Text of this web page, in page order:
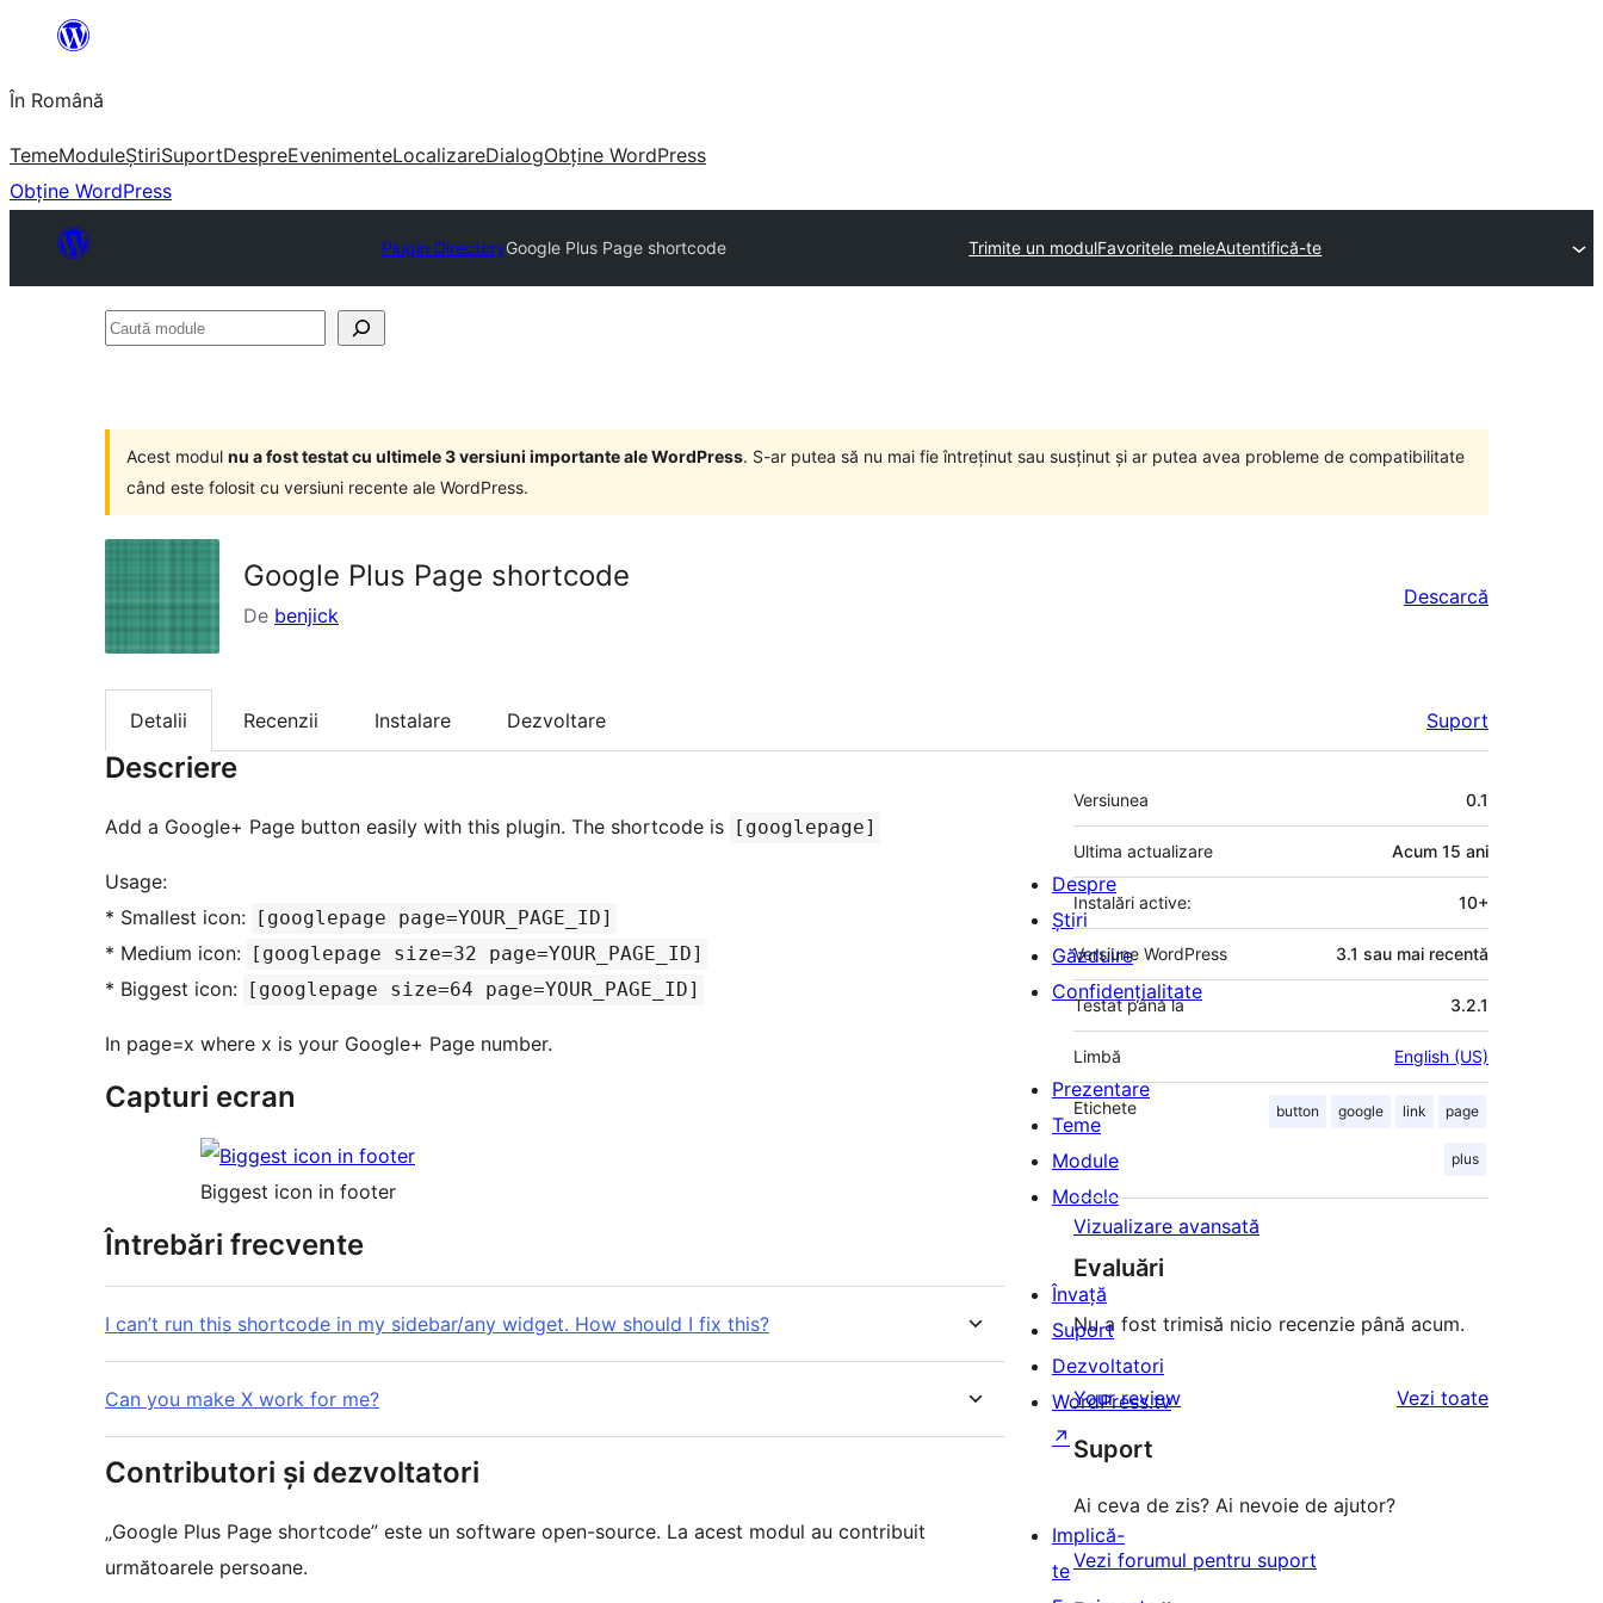
conținut
În Română
TemeModuleȘtiriSuportDespreEvenimenteLocalizareDialogObține WordPress
Obține WordPress
Plugin DirectoryGoogle Plus Page shortcode Trimite un modulFavoritele meleAutentifică-te
Caută
Acest modul nu a fost testat cu ultimele 3 versiuni importante ale WordPress. S-ar putea să nu mai fie întreținut sau susținut și ar putea avea probleme de compatibilitate
când este folosit cu versiuni recente ale WordPress.
Google Plus Page shortcode
De benjick
Descarcă
Detalii Recenzii Instalare Dezvoltare Suport
Descriere
Add a Google+ Page button easily with this plugin. The shortcode is [googlepage]
Usage:
* Smallest icon:
[googlepage page=YOUR_PAGE_ID]
* Medium icon: [googlepage size=32 page=YOUR_PAGE_ID]
* Biggest icon: [googlepage size=64 page=YOUR_PAGE_ID]
In page=x where x is your Google+ Page number.
Capturi ecran
Biggest icon in footer
Întrebări frecvente
I can’t run this shortcode in my sidebar/any widget. How should I fix this?
Can you make X work for me?
Contributori și dezvoltatori
„Google Plus Page shortcode” este un software open-source. La acest modul au contribuit
următoarele persoane.
Meta
Versiunea 0.1
Ultima actualizare Acum 15 ani
Instalări active: 10+
Versiune WordPress 3.1 sau mai recentă
Testat până la 3.2.1
Limbă English (US)
Etichete button google link page
plus
Vizualizare avansată
Evaluări
Nu a fost trimisă nicio recenzie până acum.
Your review Vezi toaterecenziile
Suport
Ai ceva de zis? Ai nevoie de ajutor?
Vezi forumul pentru suport
Despre
Știri
Găzduire
Confidențialitate
Prezentare
Teme
Module
Modele
Învață
Suport
Dezvoltatori
WordPress.tv
↗
Implică-
te